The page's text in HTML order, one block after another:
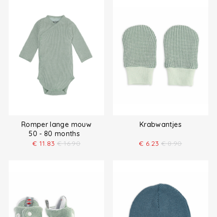
Romper lange mouw
50 - 80 months
€ 11.83 € 16.90
Krabwantjes
€ 6.23 € 8.90